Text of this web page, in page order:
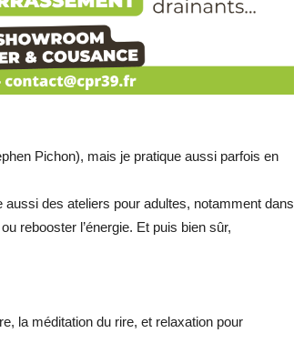
Pichon), mais je pratique aussi parfois en
des ateliers pour adultes, notamment dans
rebooster l’énergie. Et puis bien sûr,
la méditation du rire, et relaxation pour